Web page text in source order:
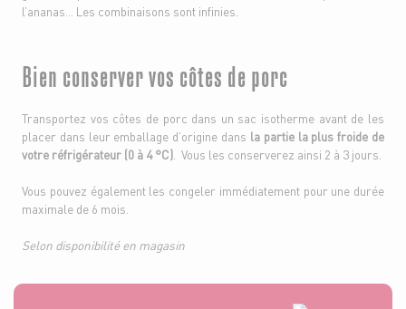
l’ananas… Les combinaisons sont infinies.
Bien conserver vos côtes de porc
Transportez vos côtes de porc dans un sac isotherme avant de les
placer dans leur emballage d’origine dans la partie la plus froide de
votre réfrigérateur (0 à 4 °C) . Vous les conserverez ainsi 2 à 3 jours.
Vous pouvez également les congeler immédiatement pour une durée
maximale de 6 mois.
Selon disponibilité en magasin